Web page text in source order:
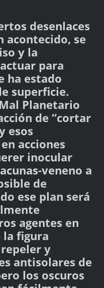
desenlaces
acontecido, se
y la
para
ha estado
superficie.
Planetario
de “cortar
esos
acciones
inocular
veneno a
de
ese plan será
agentes en
la figura
y
antisolares de
los oscuros